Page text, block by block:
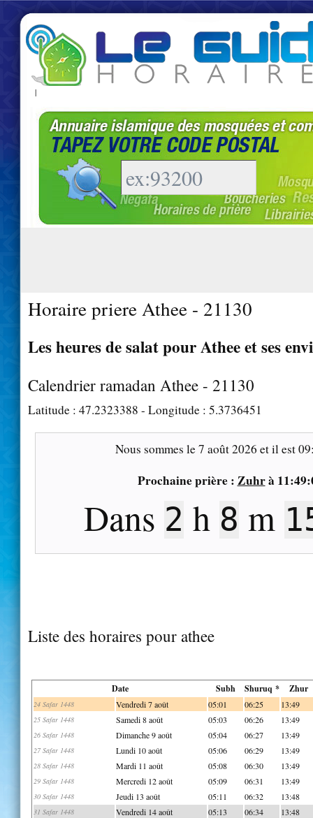
|
Horaire priere Athee - 21130
Les heures de salat pour Athee et ses
Calendrier ramadan Athee - 21130
Latitude : 47.2323388 - Longitude : 5.3736451
Nous sommes le7 août 2026 et il est
Prochaine prière : Zuhrà
Dans 2 h 8 m
Liste des horaires pour athee
Date Subh Shuruq * Zhur
24 Safar 1448 Vendredi 7 août 05:01 06:25 13:49
25 Safar 1448 Samedi 8 août 05:03 06:26 13:49
26 Safar 1448 Dimanche 9 août 05:04 06:27 13:49
27 Safar 1448 Lundi 10 août 05:06 06:29 13:49
28 Safar 1448 Mardi 11 août 05:08 06:30 13:49
29 Safar 1448 Mercredi 12 août 05:09 06:31 13:49
30 Safar 1448 Jeudi 13 août 05:11 06:32 13:48
31 Safar 1448 Vendredi 14 août 05:13 06:34 13:48